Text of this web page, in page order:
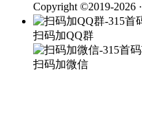
Copyright ©2019-2026 ·
扫码加QQ群
扫码加微信